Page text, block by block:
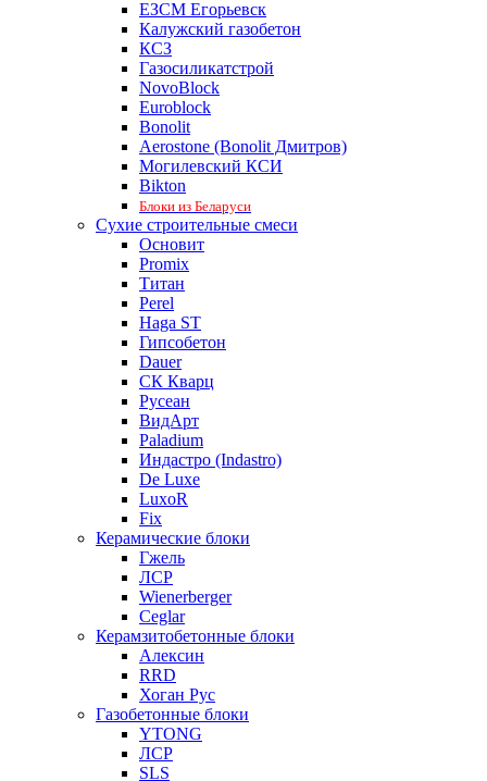
ЕЗСМ Егорьевск
Калужский газобетон
КСЗ
Газосиликатстрой
NovoBlock
Euroblock
Bonolit
Aerostone (Bonolit Дмитров)
Могилевский КСИ
Bikton
Блоки из Беларуси
Сухие строительные смеси
Основит
Promix
Титан
Perel
Haga ST
Гипсобетон
Dauer
СК Кварц
Русеан
ВидАрт
Paladium
Индастро (Indastro)
De Luxe
LuxoR
Fix
Керамические блоки
Гжель
ЛСР
Wienerberger
Ceglar
Керамзитобетонные блоки
Алексин
RRD
Хоган Рус
Газобетонные блоки
YTONG
ЛСР
SLS